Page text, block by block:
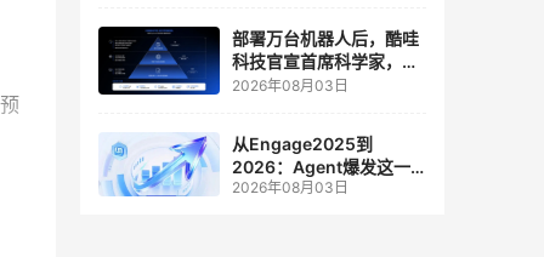
部署万台机器人后，酷哇
科技官宣首席科学家，要
让世界模型交付生产力
2026年08月03日
从Engage2025到
2026：Agent爆发这一
年，AI CRM 走到哪了
2026年08月03日